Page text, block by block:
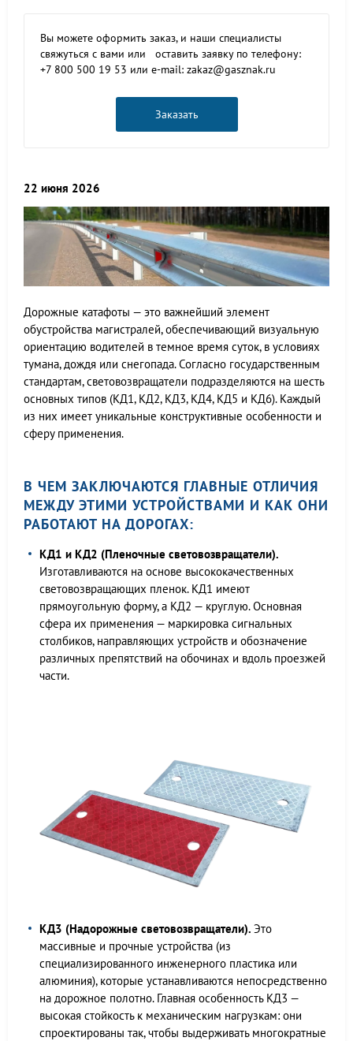
Вы можете оформить заказ, и наши специалисты
свяжуться с вами или оставить заявку по телефону:
+7 800 500 19 53 или e-mail: zakaz@gasznak.ru
Заказать
22 июня 2026
Дорожные катафоты — это важнейший элемент
обустройства магистралей, обеспечивающий визуальную
ориентацию водителей в темное время суток, в условиях
тумана, дождя или снегопада. Согласно государственным
стандартам, световозвращатели подразделяются на шесть
основных типов (КД1, КД2, КД3, КД4, КД5 и КД6). Каждый
из них имеет уникальные конструктивные особенности и
сферу применения.
В ЧЕМ ЗАКЛЮЧАЮТСЯ ГЛАВНЫЕ ОТЛИЧИЯ
МЕЖДУ ЭТИМИ УСТРОЙСТВАМИ И КАК ОНИ
РАБОТАЮТ НА ДОРОГАХ:
КД1 и КД2 (Пленочные световозвращатели).
Изготавливаются на основе высококачественных
световозвращающих пленок. КД1 имеют
прямоугольную форму, а КД2 — круглую. Основная
сфера их применения — маркировка сигнальных
столбиков, направляющих устройств и обозначение
различных препятствий на обочинах и вдоль проезжей
части.
КД3 (Надорожные световозвращатели). Это
массивные и прочные устройства (из
специализированного инженерного пластика или
алюминия), которые устанавливаются непосредственно
на дорожное полотно. Главная особенность КД3 —
высокая стойкость к механическим нагрузкам: они
спроектированы так, чтобы выдерживать многократные